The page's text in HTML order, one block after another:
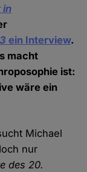
in
ein Interview.
macht
ist:
wäre ein
Michael
nur
des 20.